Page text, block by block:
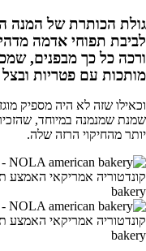
גולת הכותרת של
לביבת תפוחי אדמה
ורכה כל כך מבפנים,
מותכות עם פטריות
וכאילו שזה לא היה מספיק
שמנת שמנמנה במיוחד,
יותר מהחיקוי הרזה שלה.